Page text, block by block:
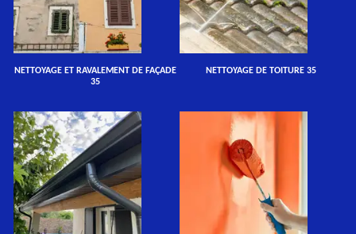
NETTOYAGE ET RAVALEMENT DE FAÇADE
35
NETTOYAGE DE TOITURE 35